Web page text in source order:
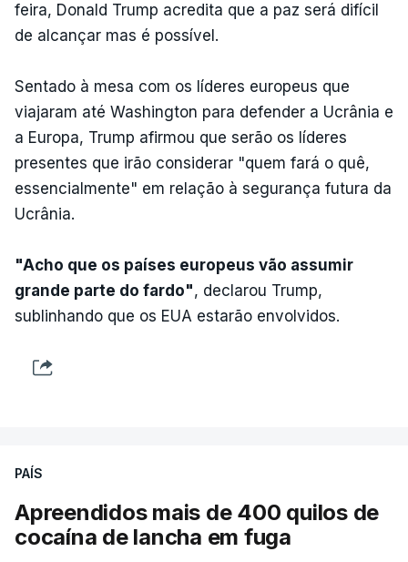
feira, Donald Trump acredita que a paz será difícil
de alcançar mas é possível.
Sentado à mesa com os líderes europeus que
viajaram até Washington para defender a Ucrânia e
a Europa, Trump afirmou que serão os líderes
presentes que irão considerar "quem fará o quê,
essencialmente" em relação à segurança futura da
Ucrânia.
"Acho que os países europeus vão assumir
grande parte do fardo", declarou Trump,
sublinhando que os EUA estarão envolvidos.
PAÍS
Apreendidos mais de 400 quilos de
cocaína de lancha em fuga